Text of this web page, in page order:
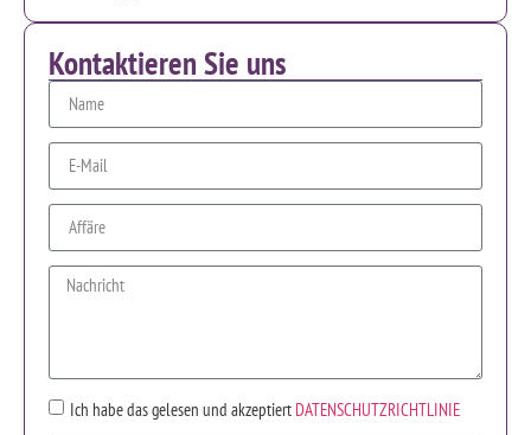
Kontaktieren Sie uns
Ich habe das gelesen und akzeptiert DATENSCHUTZRICHTLINIE